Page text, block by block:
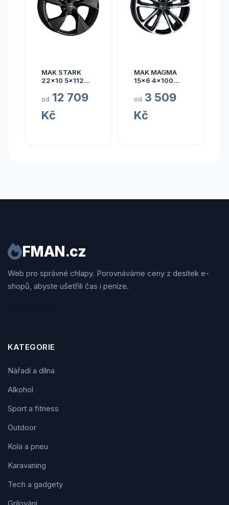
MAK STARK
22x10 5x112
od 12 709
Kč
MAK MAGMA
15x6 4x100
od 3 509
Kč
FMAN.cz
Web pro správné chlapy. Porovnáváme ceny z desítek e-
shopů, abyste ušetřili čas i peníze.
KATEGORIE
Nářadí a dílna
Alkohol
Sport a fitness
Outdoor
Kola a pneu
Karavaning
Tech a gadgety